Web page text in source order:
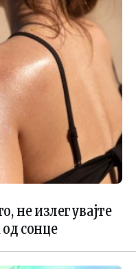
не излегувајте
сонце